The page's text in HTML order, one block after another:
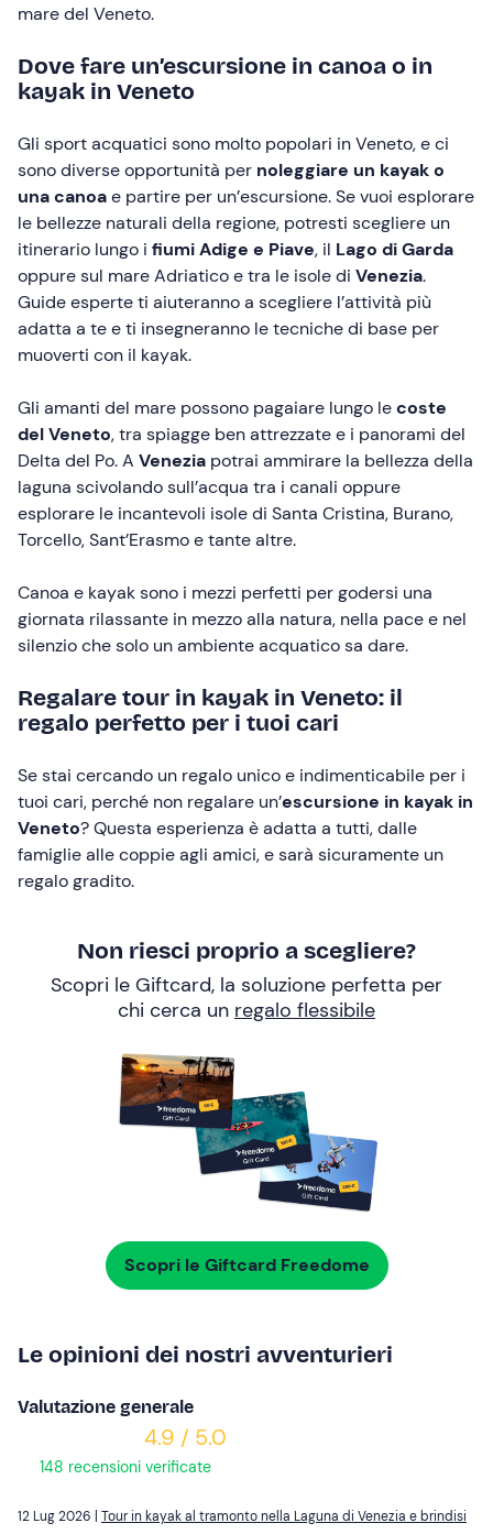
mare del Veneto.
Dove fare un’escursione in canoa o in
kayak in Veneto
Gli sport acquatici sono molto popolari in Veneto, e ci
sono diverse opportunità per noleggiare un kayak o
una canoae partire per un’escursione. Se vuoi esplorare
le bellezze naturali della regione, potresti scegliere un
itinerario lungo i fiumi Adige e Piave, il Lago di Garda
oppure sul mare Adriatico e tra le isole di Venezia.
Guide esperte ti aiuteranno a scegliere l’attività più
adatta a te e ti insegneranno le tecniche di base per
muoverti con il kayak.
Gli amanti del mare possono pagaiare lungo lecoste
delVeneto, tra spiagge ben attrezzate e i panorami del
Delta del Po. A Venezia potrai ammirare la bellezza della
laguna scivolando sull’acqua tra i canali oppure
esplorare le incantevoli isole di Santa Cristina, Burano,
Torcello, Sant’Erasmo e tante altre.
Canoa e kayak sono i mezzi perfetti per godersi una
giornata rilassante in mezzo alla natura, nella pace e nel
silenzio che solo un ambiente acquatico sa dare.
Regalare tour in kayak in Veneto: il
regalo perfetto per i tuoi cari
Se stai cercando un regalo unico e indimenticabile per i
tuoi cari, perché non regalare un’escursione in kayak in
Veneto? Questa esperienza è adatta a tutti, dalle
famiglie alle coppie agli amici, e sarà sicuramente un
regalo gradito.
Non riesci proprio a scegliere?
Scopri le Giftcard, la soluzione perfetta per
chi cerca un regalo flessibile
Scopri le Giftcard Freedome
Le opinioni dei nostri avventurieri
Valutazione generale
4.9 / 5.0
148 recensioni verificate
12 Lug 2026 | Tour in kayak al tramonto nella Laguna di Venezia e brindisi